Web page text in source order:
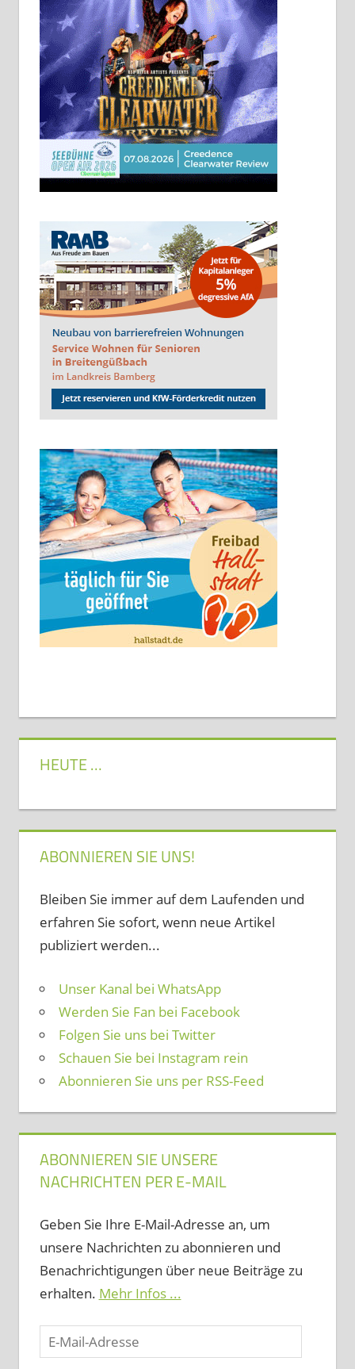
HEUTE …
ABONNIEREN SIE UNS!
Bleiben Sie immer auf dem Laufenden und
erfahren Sie sofort, wenn neue Artikel
publiziert werden...
Unser Kanal bei WhatsApp
Werden Sie Fan bei Facebook
Folgen Sie uns bei Twitter
Schauen Sie bei Instagram rein
Abonnieren Sie uns per RSS-Feed
ABONNIEREN SIE UNSERE
NACHRICHTEN PER E-MAIL
Geben Sie Ihre E-Mail-Adresse an, um
unsere Nachrichten zu abonnieren und
Benachrichtigungen über neue Beiträge zu
erhalten. Mehr Infos ...
E-
Mail-